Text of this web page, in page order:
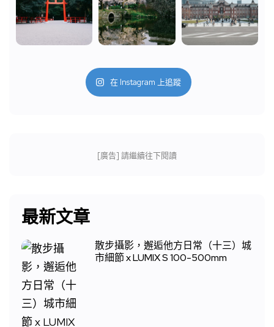
在 Instagram 上追蹤
[廣告] 請繼續往下閱讀
最新文章
散步攝影，邂逅他方日常（十三）城
市細節 x LUMIX S 100-500mm